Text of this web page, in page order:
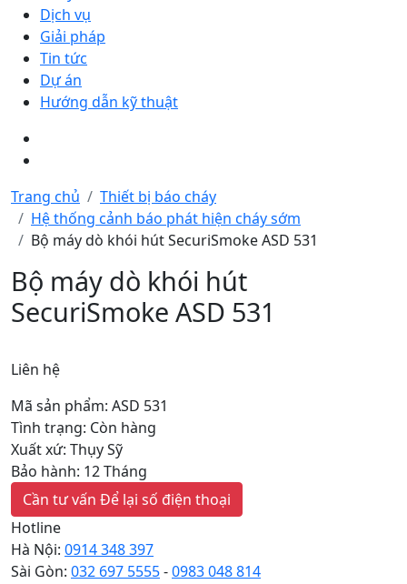
Dịch vụ
Giải pháp
Tin tức
Dự án
Hướng dẫn kỹ thuật
Trang chủ
Thiết bị báo cháy
Hệ thống cảnh báo phát hiện cháy sớm
Bộ máy dò khói hút SecuriSmoke ASD 531
Bộ máy dò khói hút
SecuriSmoke ASD 531
Liên hệ
Mã sản phẩm: ASD 531
Tình trạng: Còn hàng
Xuất xứ: Thụy Sỹ
Bảo hành: 12 Tháng
Cần tư vấn Để lại số điện thoại
Hotline
Hà Nội: 0914 348 397
Sài Gòn: 032 697 5555-0983 048 814